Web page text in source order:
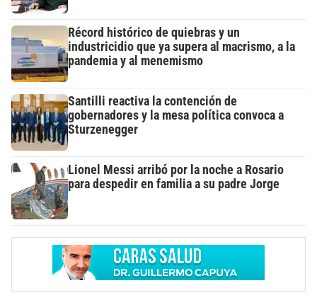
Récord histórico de quiebras y un
industricidio que ya supera al macrismo, a la
pandemia y al menemismo
Santilli reactiva la contención de
gobernadores y la mesa política convoca a
Sturzenegger
Lionel Messi arribó por la noche a Rosario
para despedir en familia a su padre Jorge